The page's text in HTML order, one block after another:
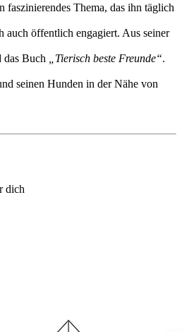
Thema, das ihn täglich
auch öffentlich engagiert. Aus seiner
das Buch „Tierisch beste Freunde“.
seinen Hunden in der Nähe von
dich